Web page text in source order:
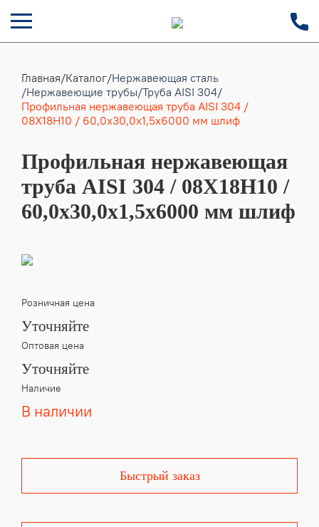
Главная/Каталог/Нержавеющая сталь
/Нержавеющие трубы/Труба AISI 304/
Профильная нержавеющая труба AISI 304 /
08Х18Н10 / 60,0х30,0х1,5х6000 мм шлиф
Профильная нержавеющая
труба AISI 304 / 08Х18Н10 /
60,0х30,0х1,5х6000 мм шлиф
Розничная цена
Уточняйте
Оптовая цена
Уточняйте
Наличие
В наличии
Быстрый заказ